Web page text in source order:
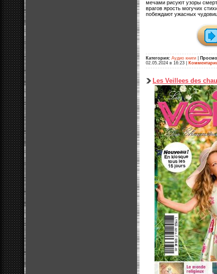
мечами рисуют узоры
врагов ярость могучих
побеждают ужасных
Категория: Аудио книги
02.05.2024 в 16:23
Les Veillees des